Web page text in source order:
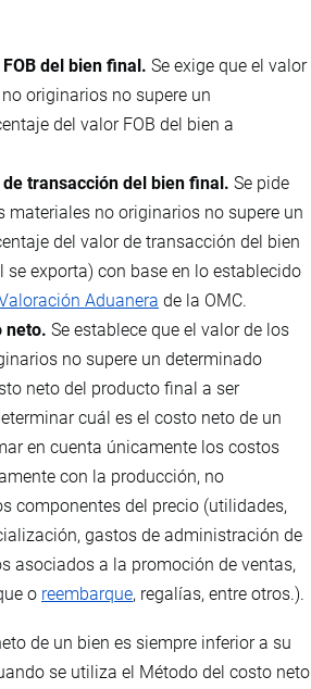
del bien final. Se exige que el valor
originarios no supere un
del valor FOB del bien a
transacción del bien final. Se pide
materiales no originarios no supere un
del valor de transacción del bien
exporta) con base en lo establecido
Aduanera de la OMC.
neto. Se establece que el valor de los
no supere un determinado
neto del producto final a ser
cuál es el costo neto de un
en cuenta únicamente los costos
con la producción, no
componentes del precio (utilidades,
gastos de administración de
asociados a la promoción de ventas,
o reembarque, regalías, entre otros.).
de un bien es siempre inferior a su
se utiliza el Método del costo neto